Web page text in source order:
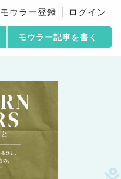
モウラー登録 ログイン
モウラー記事を書く